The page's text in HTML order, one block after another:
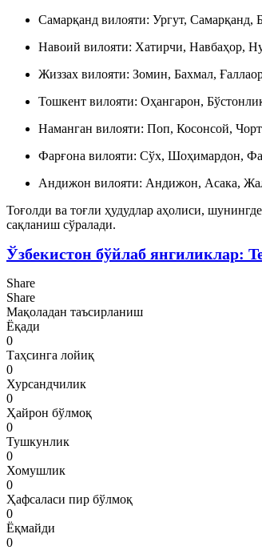
Самарқанд вилояти: Ургут,
Навоий вилояти: Хатирчи, Навбаҳор,
Жиззах вилояти: Зомин, Бахмал,
Тошкент вилояти: Оҳангарон,
Наманган вилояти: Поп, Косонсой,
Фарғона вилояти: Сўх, Шоҳимардон,
Андижон вилояти: Андижон, Асака,
Тоғолди ва тоғли ҳудудлар аҳолиси,
сақланиш сўралади.
Ўзбекистон бўйлаб янгиликлар:
Share
Share
Мақоладан таъсирланиш
Ёқади
0
Таҳсинга лойиқ
0
Хурсандчилик
0
Ҳайрон бўлмоқ
0
Тушкунлик
0
Хомушлик
0
Ҳафсаласи пир бўлмоқ
0
Ёқмайди
0